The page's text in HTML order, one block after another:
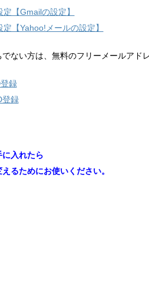
【Gmailの設定】
【Yahoo!メールの設定】
ない方は、無料のフリーメールアド
録
登録
入れたら
るためにお使いください。